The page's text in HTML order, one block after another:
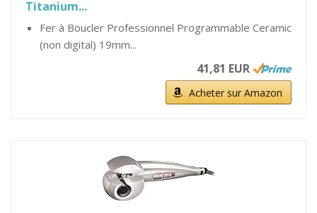
Titanium...
Fer à Boucler Professionnel Programmable Ceramic
(non digital) 19mm...
41,81 EUR
Acheter sur Amazon